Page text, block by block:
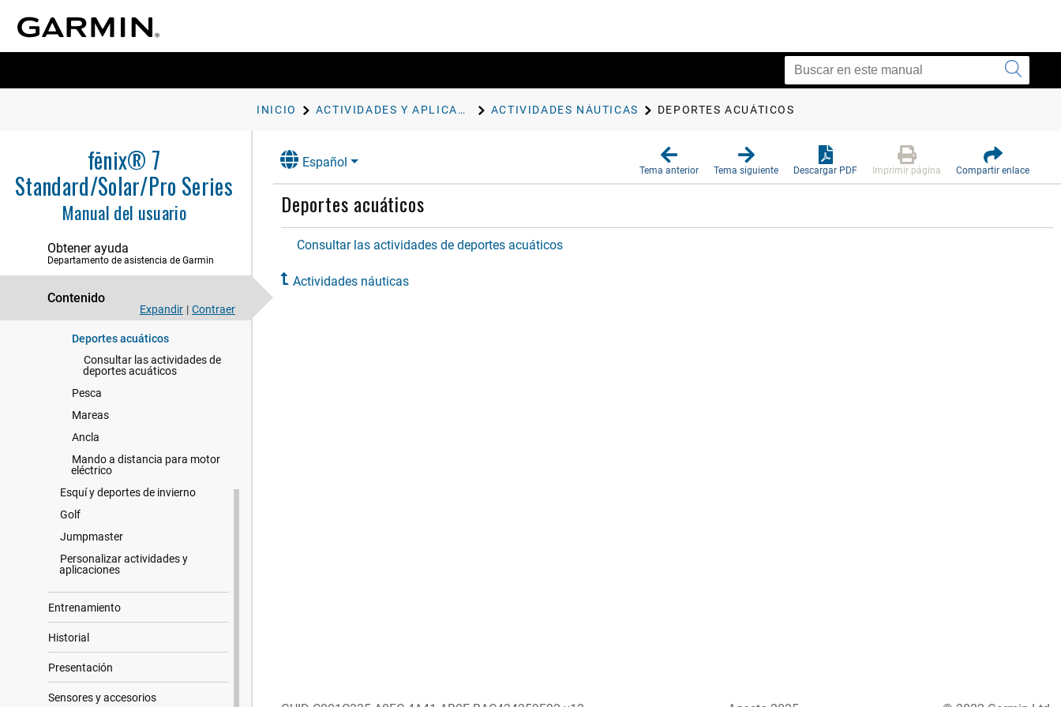
INICIO ACTIVIDADES Y APLICACIONES ACTIVIDADES NÁUTICAS DEPORTES ACUÁTICOS
fēnix® 7
Standard/Solar/Pro Series
Manual del usuario
Obtener ayuda
Departamento de asistencia de Garmin
Contenido
Expandir | Contraer
Introducción
Natación
Multideporte
Actividades en interiores
Iniciar una expedición
Ir de caza
Actividades náuticas
Deportes acuáticos
Consultar las actividades de
deportes acuáticos
Pesca
Mareas
Ancla
Mando a distancia para motor
eléctrico
Esquí y deportes de invierno
Golf
Jumpmaster
Personalizar actividades y
aplicaciones
Entrenamiento
Historial
Presentación
Sensores y accesorios
Español
Tema anterior Tema siguiente Descargar PDF Imprimir página Compartir enlace
Deportes acuáticos
Consultar las actividades de deportes acuáticos
Actividades náuticas